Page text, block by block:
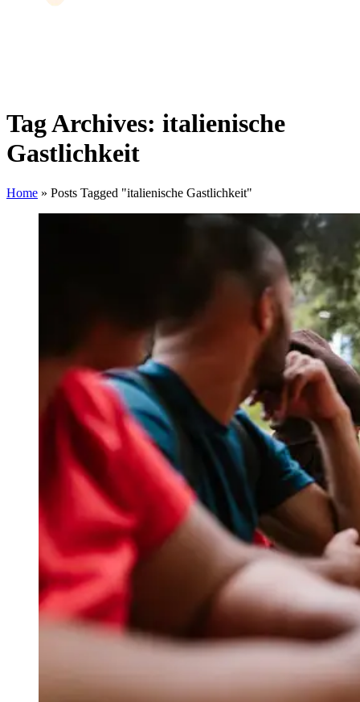
Tag Archives: italienische
Gastlichkeit
Home » Posts Tagged "italienische Gastlichkeit"